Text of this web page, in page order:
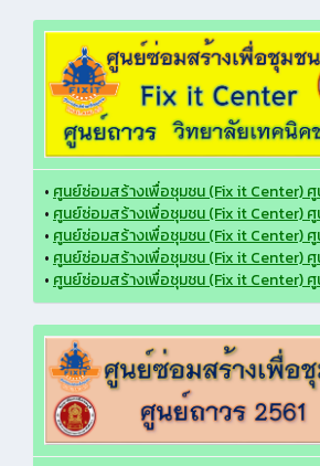
• ศูนย์ซ่อมสร้างเพื่อชุมชน (Fix it Center)
• ศูนย์ซ่อมสร้างเพื่อชุมชน (Fix it Center)
• ศูนย์ซ่อมสร้างเพื่อชุมชน (Fix it Center)
• ศูนย์ซ่อมสร้างเพื่อชุมชน (Fix it Center) ศู
• ศูนย์ซ่อมสร้างเพื่อชุมชน (Fix it Center)